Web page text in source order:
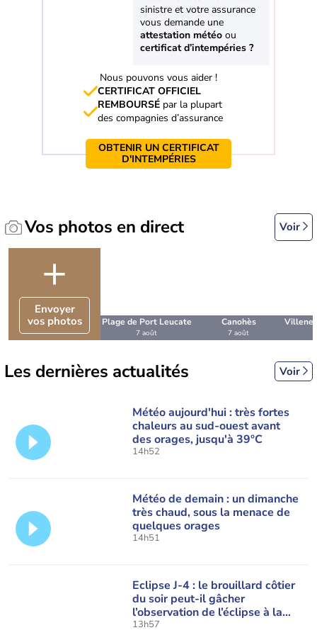
sinistre et votre assurance
vous demande une
attestation météo ou
certificat d’intempéries ?
Nous pouvons vous aider !
CERTIFICAT OFFICIEL
REMBOURSÉ par la plupart
des compagnies d’assurance
OBTENIR UN CERTIFICAT
D'INTEMPÉRIES
Vos photos en direct Voir
+
Envoyer
vos photos
Plage de Port Leucate
7 août
Canohès
7 août
Les dernières actualités Voir
Météo aujourd'hui : très fortes
chaleurs au sud-ouest avant
des orages, jusqu'à 39°C
14h52
Météo de demain : un dimanche
très chaud, sous la menace de
quelques orages
14h51
Eclipse J-4 : le brouillard côtier
du soir peut-il gâcher
l’observation de l’éclipse à la
plage ?
13h57